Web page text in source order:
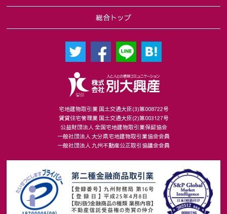
宅地建物取引業 国土交通大臣(3)第008722号
賃貸住宅管理業 国土交通大臣(2)第003127号
公益財団法人 全国宅地建物取引業保証協会
一般社団法人 大分県宅地建物取引業協会会員
一般社団法人 九州不動産公正取引協議会会員
総合トップ